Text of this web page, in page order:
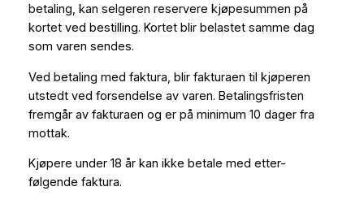
betaling, kan selgeren reservere kjøpesummen på
kortet ved bestilling. Kortet blir belastet samme dag
som varen sendes.
Ved betaling med faktura, blir fakturaen til kjøperen
utstedt ved forsendelse av varen. Betalingsfristen
fremgår av fakturaen og er på minimum 10 dager fra
mottak.
Kjøpere under 18 år kan ikke betale med etter-
følgende faktura.